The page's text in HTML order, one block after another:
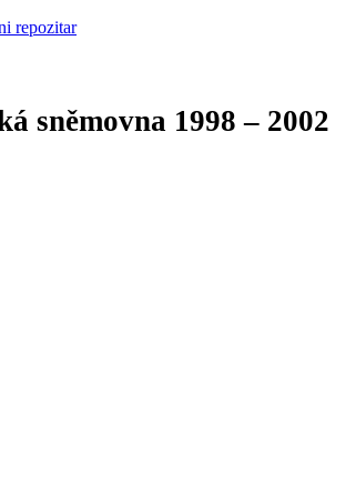
sněmovna 1998 – 2002